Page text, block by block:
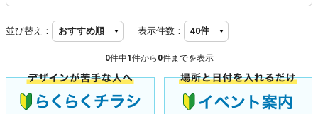
並び替え： 表示件数：
0件中1 件から 0件までを表示